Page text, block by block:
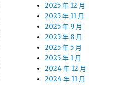
2025 年 12 月
2025 年 11 月
2025 年 9 月
2025 年 8 月
2025 年 5 月
2025 年 1 月
2024 年 12 月
2024 年 11 月